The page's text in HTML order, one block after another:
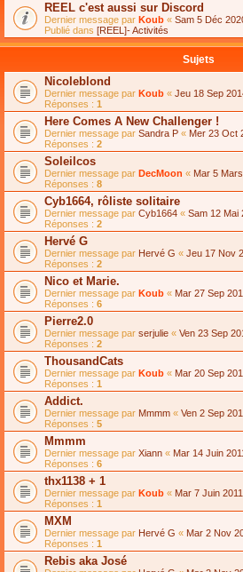
REEL c'est aussi sur Discord
Dernier message par Koub « Sam 5 Déc
Publié dans [REEL]- Activités
Sujets
Nicoleblond
Dernier message par Koub « Jeu 18 Sep
Réponses : 1
Here Comes A New Challenger !
Dernier message par Sandra P « Mer 23 Oct
Réponses : 2
Soleilcos
Dernier message par DecMoon « Mar 5
Réponses : 8
Cyb1664, rôliste solitaire
Dernier message par Cyb1664 « Sam 12 Mai
Réponses : 2
Hervé G
Dernier message par Hervé G « Jeu 17 Nov
Réponses : 2
Nico et Marie.
Dernier message par Koub « Mar 27 Sep
Réponses : 6
Pierre2.0
Dernier message par serjulie « Ven 23 Sep
Réponses : 2
ThousandCats
Dernier message par Koub « Mar 20 Sep
Réponses : 1
Addict.
Dernier message par Mmmm « Ven 2 Sep
Réponses : 5
Mmmm
Dernier message par Xiann « Mar 14 Juin
Réponses : 6
thx1138 + 1
Dernier message par Koub « Mar 7 Juin
Réponses : 1
MXM
Dernier message par Hervé G « Mar 2 Nov
Réponses : 1
Rebis aka José